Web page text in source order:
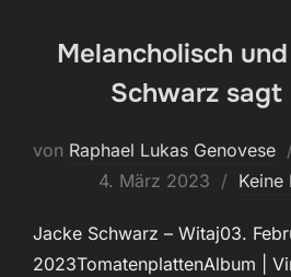
Melancholisch
Schwarz sagt
von Raphael Lukas Genovese
Veröffentlicht
4. März 2023 Keine
Jacke Schwarz – Witaj03.
2023TomatenplattenAlbum |